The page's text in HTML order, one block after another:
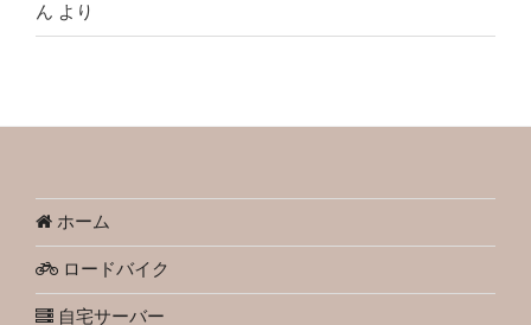
ん より
ホーム
ロードバイク
自宅サーバー